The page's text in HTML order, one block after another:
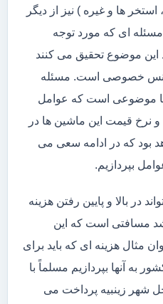
ها و غیره ) نیز از دیگر
ای که مورد توجه
این موضوع تحقیق می کنند
خصوصی است. مسئله
ها موضوعی است که عوامل
و نرخ قیمت این ماشین ها در
بود که در ادامه سعی می
بپردازیم.
در بالا و پایین رفتن هزینه
مسافتی است که این
مثال هزینه ای که باید برای
به آنها بپردازیم مسلماً با
شهر زینبیه پرداخت می